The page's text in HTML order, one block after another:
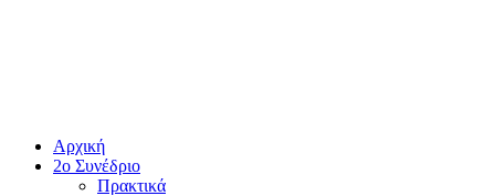
Αρχική
2ο Συνέδριο
Πρακτικά